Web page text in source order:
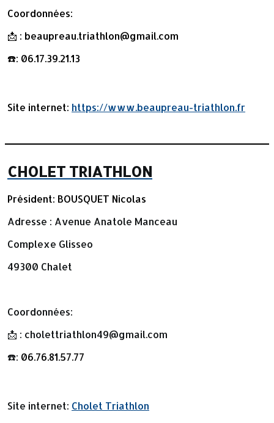
Coordonnées:
📩 : beaupreau.triathlon@gmail.com
☎️: 06.17.39.21.13
Site internet: https://www.beaupreau-triathlon.fr
CHOLET TRIATHLON
Président: BOUSQUET Nicolas
Adresse : Avenue Anatole Manceau
Complexe Glisseo
49300 Chalet
Coordonnées:
📩 : cholettriathlon49@gmail.com
☎️: 06.76.81.57.77
Site internet: Cholet Triathlon